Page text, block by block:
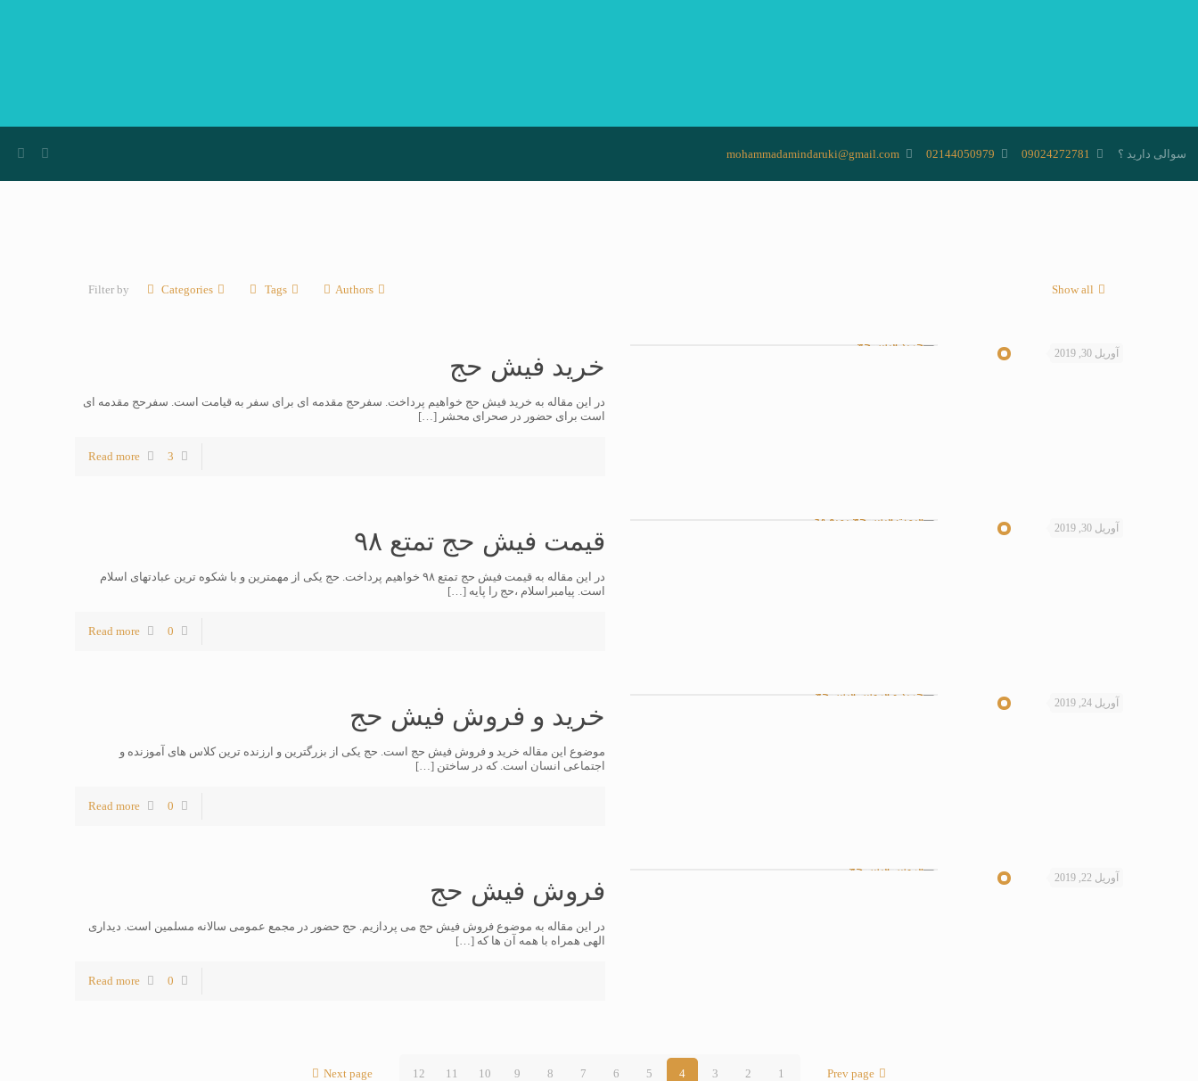
سوالی دارید ؟ 09024272781
02144050979
mohammadamindaruki@gmail.com
Filter by Categories Tags Authors Show all
آوریل 30, 2019 خرید فیش حج
در این مقاله به خرید فیش حج خواهیم پرداخت. سفرحج مقدمه ای برای سفر به قیامت است. سفرحج مقدمه ای
است برای حضور در صحرای محشر […]
3
Read more
آوریل 30, 2019 قیمت فیش حج تمتع ۹۸
در این مقاله به قیمت فیش حج تمتع ۹۸ خواهیم پرداخت. حج یکی از مهمترین و با شکوه ترین عبادتهای اسلام
است. پیامبراسلام ،حج را پایه […]
0
Read more
آوریل 24, 2019 خرید و فروش فیش حج
موضوع این مقاله خرید و فروش فیش حج است. حج یکی از بزرگترین و ارزنده ترین کلاس های آموزنده و
اجتماعی انسان است. که در ساختن […]
0
Read more
آوریل 22, 2019 فروش فیش حج
در این مقاله به موضوع فروش فیش حج می پردازیم. حج حضور در مجمع عمومی سالانه مسلمین است. دیداری
الهی همراه با همه آن ها که […]
0
Read more
Prev page
1
2
3
4
5
6
7
8
9
10
11
12
Next page